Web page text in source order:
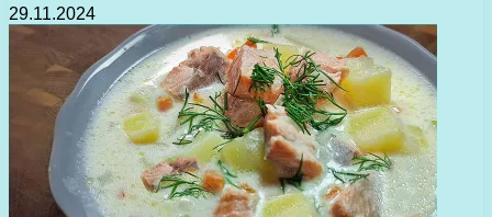
29.11.2024